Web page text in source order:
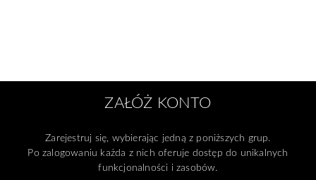
ZAŁÓŻ KONTO
Zarejestruj się, wybierając jedną z poniższych grup.
Po zalogowaniu każda z nich oferuje dostęp do unikalnych
funkcjonalności i zasobów.